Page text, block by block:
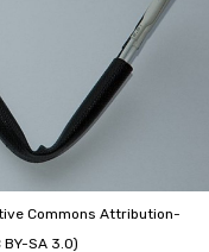
Commons Attribution-
SA 3.0)